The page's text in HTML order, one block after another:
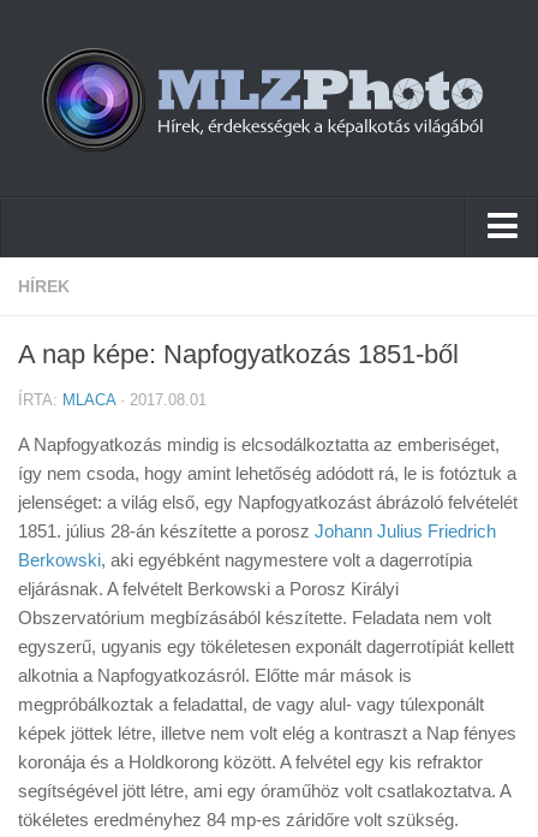
Hírek
Cikkek
Firmware
Tudástár
Tanácsok
Érdekességek
Helyszíni Riport
E-BB
HÍREK
A nap képe: Napfogyatkozás 1851-ből
ÍRTA: MLACA· 2017.08.01
A Napfogyatkozás mindig is elcsodálkoztatta az emberiséget,
így nem csoda, hogy amint lehetőség adódott rá, le is fotóztuk a
jelenséget: a világ első, egy Napfogyatkozást ábrázoló felvételét
1851. július 28-án készítette a porosz Johann Julius Friedrich
Berkowski, aki egyébként nagymestere volt a dagerrotípia
eljárásnak. A felvételt Berkowski a Porosz Királyi
Obszervatórium megbízásából készítette. Feladata nem volt
egyszerű, ugyanis egy tökéletesen exponált dagerrotípiát kellett
alkotnia a Napfogyatkozásról. Előtte már mások is
megpróbálkoztak a feladattal, de vagy alul- vagy túlexponált
képek jöttek létre, illetve nem volt elég a kontraszt a Nap fényes
koronája és a Holdkorong között. A felvétel egy kis refraktor
segítségével jött létre, ami egy óraműhöz volt csatlakoztatva. A
tökéletes eredményhez 84 mp-es záridőre volt szükség.